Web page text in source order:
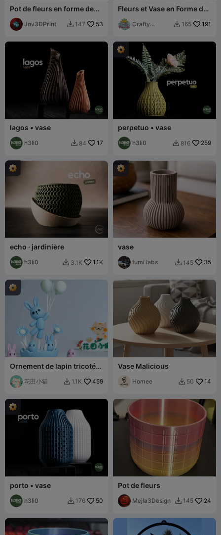
Pot de fleurs en forme de
tasse de café - Multicolore
Jov3DPrint  147 53
Fleurs et Vase en Forme de
Cœur
Crafty
 165 191
lagos • vase
h3li0  84 17
perpetuo • vase
h3li0  816 259
echo · jardinière
h3li0  3.1K 1.1K
vase
fumi labs  145 35
Ornement de lapin tricoté
de Pâques démontable,
sans CFS requis
花田小猫  1.1K 459
Vase Malicious
Homee  50 14
porto • vase
h3li0  176 50
Pot de fleurs
Mejla3Design  145 24